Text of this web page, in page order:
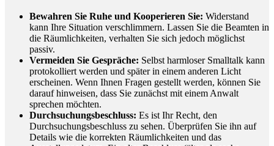
Bewahren Sie Ruhe und Kooperieren Sie: Widerstand
kann Ihre Situation verschlimmern. Lassen Sie die Beamten in
die Räumlichkeiten, verhalten Sie sich jedoch möglichst
passiv.
Vermeiden Sie Gespräche: Selbst harmloser Smalltalk kann
protokolliert werden und später in einem anderen Licht
erscheinen. Wenn Ihnen Fragen gestellt werden, können Sie
darauf hinweisen, dass Sie zunächst mit einem Anwalt
sprechen möchten.
Durchsuchungsbeschluss: Es ist Ihr Recht, den
Durchsuchungsbeschluss zu sehen. Überprüfen Sie ihn auf
Details wie die korrekten Räumlichkeiten und das